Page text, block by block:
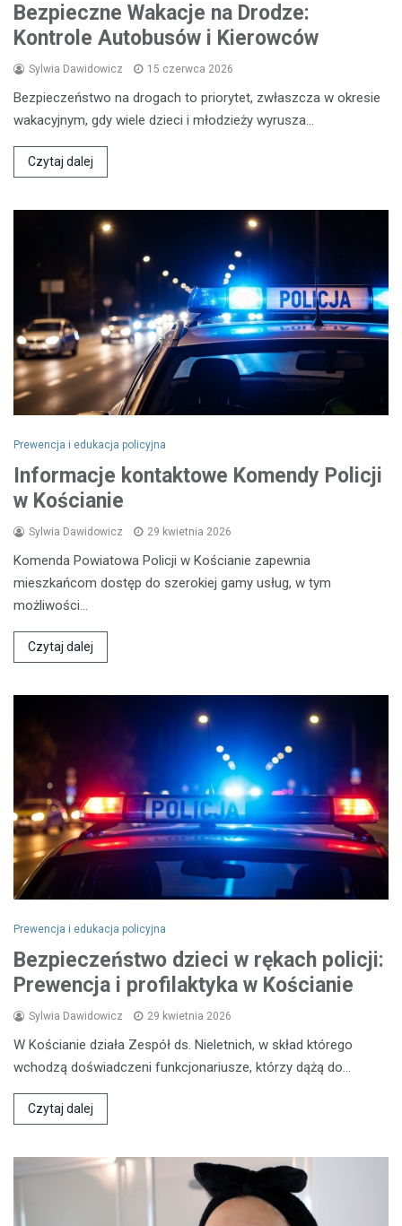
Bezpieczne Wakacje na Drodze:
Kontrole Autobusów i Kierowców
Sylwia Dawidowicz 15 czerwca 2026
Bezpieczeństwo na drogach to priorytet, zwłaszcza w okresie
wakacyjnym, gdy wiele dzieci i młodzieży wyrusza…
Czytaj dalej
Prewencja i edukacja policyjna
Informacje kontaktowe Komendy Policji
w Kościanie
Sylwia Dawidowicz 29 kwietnia 2026
Komenda Powiatowa Policji w Kościanie zapewnia
mieszkańcom dostęp do szerokiej gamy usług, w tym
możliwości…
Czytaj dalej
Prewencja i edukacja policyjna
Bezpieczeństwo dzieci w rękach policji:
Prewencja i profilaktyka w Kościanie
Sylwia Dawidowicz 29 kwietnia 2026
W Kościanie działa Zespół ds. Nieletnich, w skład którego
wchodzą doświadczeni funkcjonariusze, którzy dążą do…
Czytaj dalej